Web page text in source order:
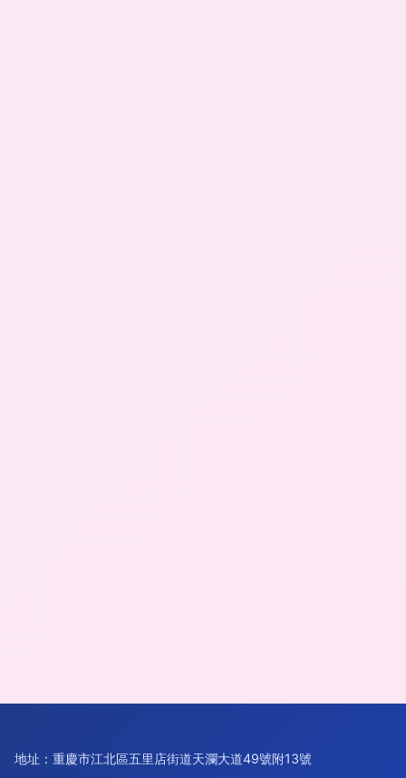
地址：重慶市江北區五里店街道天瀾大道49號附13號